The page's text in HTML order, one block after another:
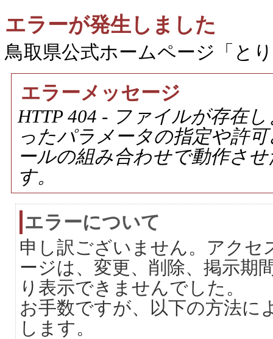
エラーが発生しました
鳥取県公式ホームページ「と
エラーメッセージ
HTTP 404 - ファイルが存在
ったパラメータの指定や許
ールの組み合わせで動作さ
す。
エラーについて
申し訳ございません。アクセ
ージは、変更、削除、掲示期
り表示できませんでした。
お手数ですが、以下の方法に
します。